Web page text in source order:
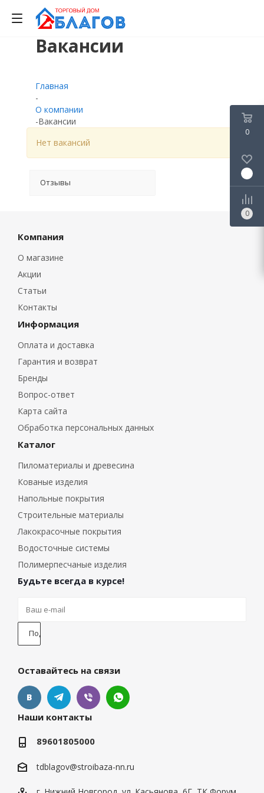
Вакансии
Главная
-
О компании
-Вакансии
Нет вакансий
Отзывы
Компания
О магазине
Акции
Статьи
Контакты
Информация
Оплата и доставка
Гарантия и возврат
Бренды
Вопрос-ответ
Карта сайта
Обработка персональных данных
Каталог
Пиломатериалы и древесина
Кованые изделия
Напольные покрытия
Строительные материалы
Лакокрасочные покрытия
Водосточные системы
Полимерпесчаные изделия
Будьте всегда в курсе!
Оставайтесь на связи
Наши контакты
89601805000
tdblagov@stroibaza-nn.ru
0
0